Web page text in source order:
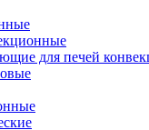
для печей